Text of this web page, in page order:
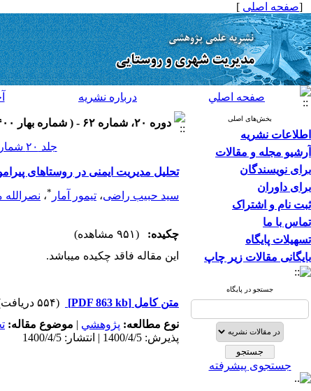
[صفحه اصلی ]
صفحه اصلي درباره نشريه
بخش‌های اصلی
اطلاعات نشریه
آرشیو مجله و مقالات
برای نویسندگان
برای داوران
ثبت نام و اشتراک
تماس با ما
تسهیلات پایگاه
بایگانی مقالات زیر چاپ
جستجو در پایگاه
جستجوی پیشرفته
دوره ۲۰، شماره ۶۲ - ( شماره بهار ۱۴۰۰ ۱۴۰۰ )
جلد ۲۰ شماره ۶۲ صفحات ۴۰-۲۶
تحلیل مدیریت ایمنی در روستاهای
سید حبیب راضی، تیمور آمار *،
چکیده:
(۹۵۱ مشاهده)
این مقاله فاقد چکیده می​باشد.
متن کامل [PDF 863 kb]
(۵۵۴ دریافت)
نوع مطالعه: پژوهشي | موضوع مقاله:
پذیرش: 1400/4/5 | انتشار: 1400/4/5